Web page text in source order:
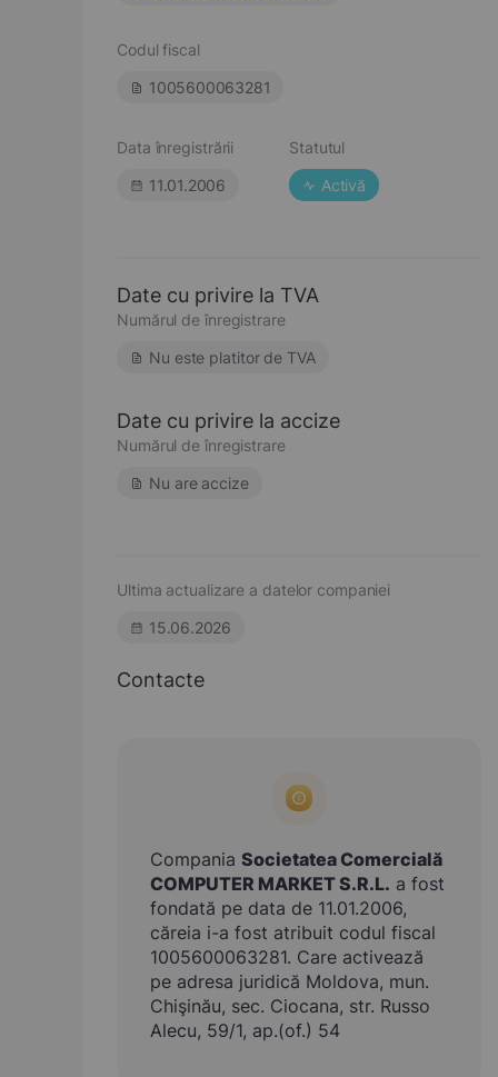
Codul fiscal
1005600063281
Data înregistrării
11.01.2006
Statutul
Activă
Date cu privire la TVA
Numărul de înregistrare
Nu este platitor de TVA
Date cu privire la accize
Numărul de înregistrare
Nu are accize
Ultima actualizare a datelor companiei
15.06.2026
Contacte
Compania Societatea Comercială
COMPUTER MARKET S.R.L. a fost
fondată pe data de 11.01.2006,
căreia i-a fost atribuit codul fiscal
1005600063281. Care activează
pe adresa juridică Moldova, mun.
Chişinău, sec. Ciocana, str. Russo
Alecu, 59/1, ap.(of.) 54